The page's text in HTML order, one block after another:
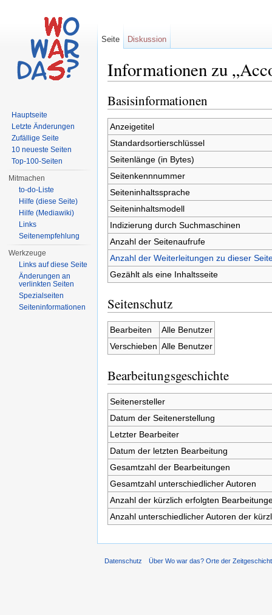
Informationen zu
Basisinformationen
Anzeigetitel
Standardsortierschlüssel
Seitenlänge (in Bytes)
Seitenkennnummer
Seiteninhaltssprache
Seiteninhaltsmodell
Indizierung durch Suchmaschinen
Anzahl der Seitenaufrufe
Anzahl der Weiterleitungen zu dieser
Gezählt als eine Inhaltsseite
Seitenschutz
Bearbeiten
Alle Benutzer
Verschieben Alle Benutzer
Bearbeitungsgeschichte
Seitenersteller
Datum der Seitenerstellung
Letzter Bearbeiter
Datum der letzten Bearbeitung
Gesamtzahl der Bearbeitungen
Gesamtzahl unterschiedlicher Autoren
Anzahl der kürzlich erfolgten
Anzahl unterschiedlicher Autoren der
Seite Diskussion
Hauptseite
Letzte Änderungen
Zufällige Seite
10 neueste Seiten
Top-100-Seiten
Mitmachen
to-do-Liste
Hilfe (diese Seite)
Hilfe (Mediawiki)
Links
Seitenempfehlung
Werkzeuge
Links auf diese Seite
Änderungen an
verlinkten Seiten
Spezialseiten
Seiteninformationen
Datenschutz Über Wo war das? Orte der